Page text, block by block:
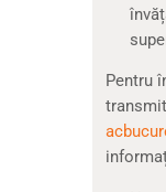
Pentru